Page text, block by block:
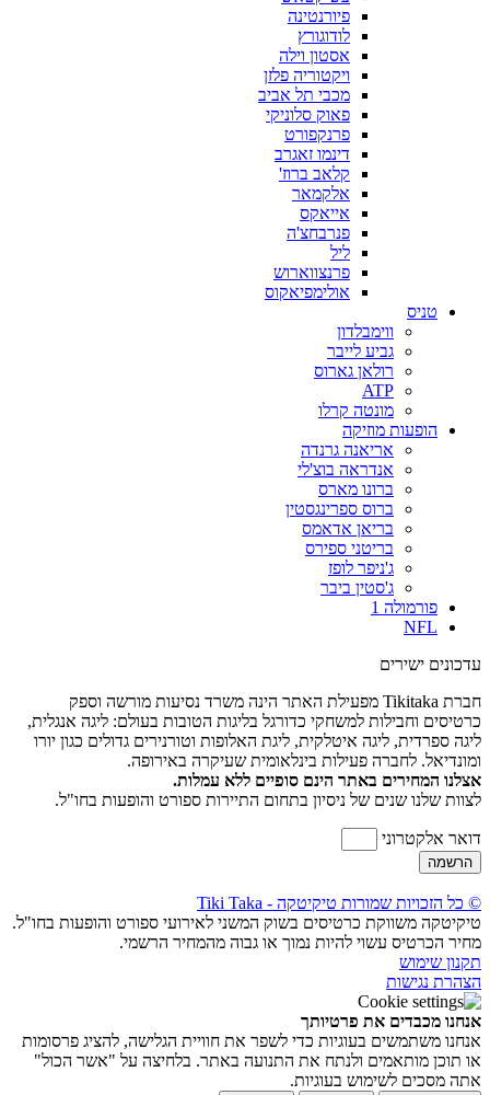
פיורנטינה
לודוגורץ
אסטון וילה
ויקטוריה פלזן
מכבי תל אביב
פאוק סלוניקי
פרנקפורט
דינמו זאגרב
קלאב ברוז'
אלקמאר
אייאקס
פנרבחצ'ה
ליל
פרנצווארוש
אולימפיאקוס
טניס
ווימבלדון
גביע לייבר
רולאן גארוס
ATP
מונטה קרלו
הופעות מוזיקה
אריאנה גרנדה
אנדראה בוצ'לי
ברונו מארס
ברוס ספרינגסטין
בריאן אדאמס
בריטני ספירס
ג'ניפר לופז
ג'סטין ביבר
פורמולה 1
NFL
עדכונים ישירים
חברת Tikitaka מפעילת האתר הינה משרד נסיעות מורשה וספק
כרטיסים וחבילות למשחקי כדורגל בליגות הטובות בעולם: ליגה אנגלית,
ליגה ספרדית, ליגה איטלקית, ליגת האלופות וטורנירים גדולים כגון יורו
ומונדיאל. לחברה פעילות בינלאומית שעיקרה באירופה.
אצלנו המחירים באתר הינם סופיים ללא עמלות.
לצוות שלנו שנים של ניסיון בתחום התיירות ספורט והופעות בחו"ל.
דואר אלקטרוני
הרשמה
© כל הזכויות שמורות טיקיטקה - Tiki Taka
טיקיטקה משווקת כרטיסים בשוק המשני לאירועי ספורט והופעות בחו"ל.
מחיר הכרטיס עשוי להיות נמוך או גבוה מהמחיר הרשמי.
תקנון שימוש
הצהרת נגישות
אנחנו מכבדים את פרטיותך
אנחנו משתמשים בעוגיות כדי לשפר את חוויית הגלישה, להציג פרסומות
או תוכן מותאמים ולנתח את התנועה באתר. בלחיצה על "אשר הכול"
אתה מסכים לשימוש בעוגיות.